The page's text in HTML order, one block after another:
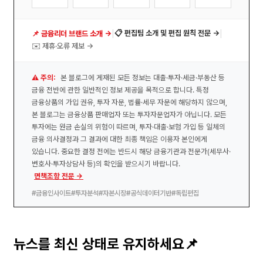
📌 금융리더 브랜드 소개 → 📋 편집팀 소개 및 편집 원칙 전문 →
✉️ 제휴·오류 제보 →
⚠️ 주의: 본 블로그에 게재된 모든 정보는 대출·투자·세금·부동산 등
금융 전반에 관한 일반적인 정보 제공을 목적으로 합니다. 특정
금융상품의 가입 권유, 투자 자문, 법률·세무 자문에 해당하지 않으며,
본 블로그는 금융상품 판매업자 또는 투자자문업자가 아닙니다. 모든
투자에는 원금 손실의 위험이 따르며, 투자·대출·보험 가입 등 일체의
금융 의사결정과 그 결과에 대한 최종 책임은 이용자 본인에게
있습니다. 중요한 결정 전에는 반드시 해당 금융기관과 전문가(세무사·
변호사·투자상담사 등)의 확인을 받으시기 바랍니다.
면책조항 전문 →
#금융인사이트#투자분석#자본시장#공식데이터기반#독립편집
뉴스를 최신 상태로 유지하세요📌